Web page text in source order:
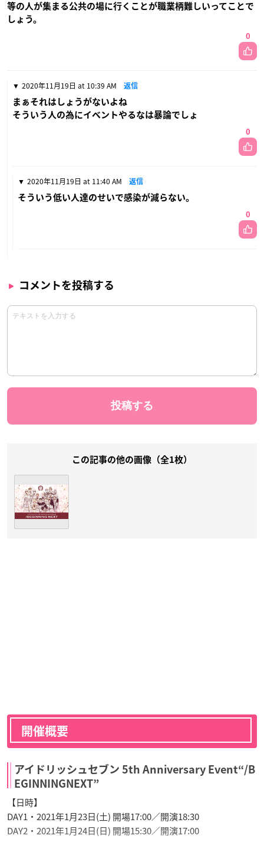
等の人が集まる公共の場に行くことが職業柄難しいってことで
しょう。
0
2020年11月19日 at 10:39 AM 返信
まぁそれはしょうがないよね
そういう人の為にイベントやるなは暴論でしょ
0
2020年11月19日 at 11:40 AM 返信
そういう低い人達のせいで感染が減らない。
0
コメントを投稿する
この記事の他の画像（全1枚）
開催概要
アイドリッシュセブン 5th Anniversary Event“/B
EGINNINGNEXT”
【日時】
DAY1・2021年1月23日(土) 開場17:00／開演18:30
DAY2・2021年1月24日(日) 開場15:30／開演17:00